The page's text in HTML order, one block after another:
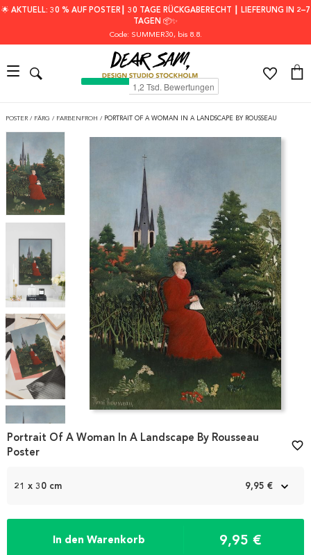
🌟 AKTUELL: 30 % AUF POSTER┃ 30 TAGE RÜCKGABERECHT ┃ LIEFERUNG IN 2–7
TAGEN 📦✨
Code: SUMMER30, bis 8.8.
POSTER / FÄRG / FARBENFROH / PORTRAIT OF A WOMAN IN A LANDSCAPE BY ROUSSEAU
Item
1
21 x 30 cm 9,95 €
In den Warenkorb 9,95 €
Portrait Of A Woman In A Landscape By Rousseau
Poster
favorite_border